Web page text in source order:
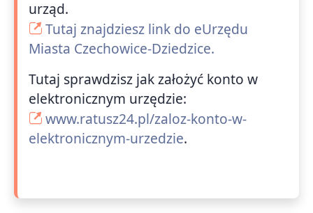
urząd.
Tutaj znajdziesz link do eUrzędu
Miasta Czechowice-Dziedzice.
Tutaj sprawdzisz jak założyć konto w
elektronicznym urzędzie:
www.ratusz24.pl/zaloz-konto-w-
elektronicznym-urzedzie.